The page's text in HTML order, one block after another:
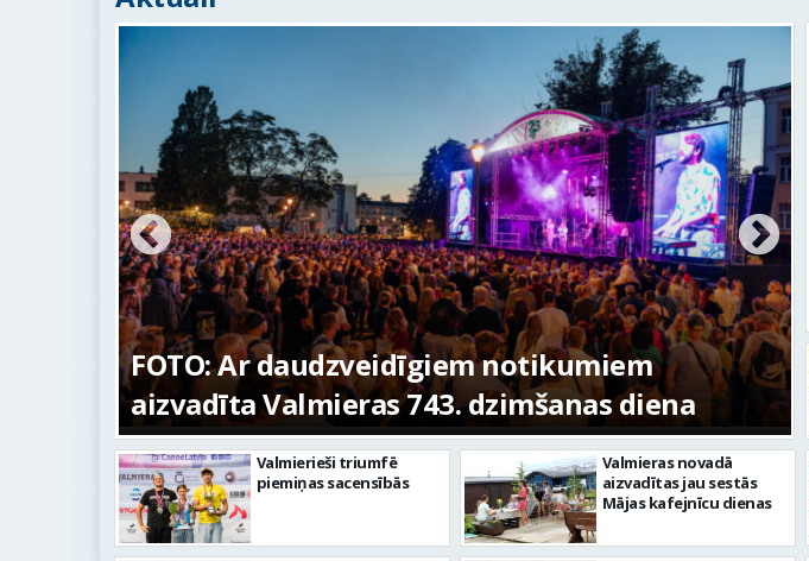
FOTO: Ar daudzveidīgiem notikumiem
aizvadīta Valmieras 743. dzimšanas diena
Valmierieši triumfē
piemiņas sacensībās
Valmieras novadā
aizvadītas jau sestās
Mājas kafejnīcu dienas